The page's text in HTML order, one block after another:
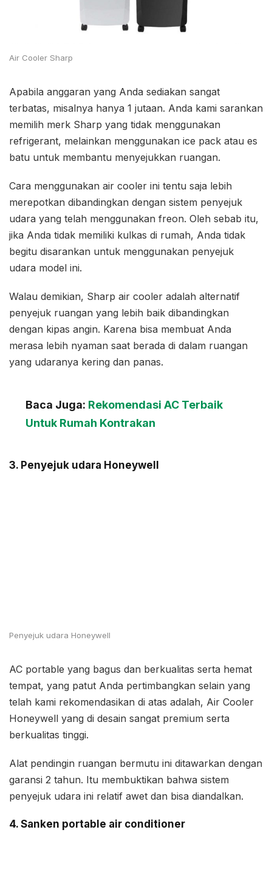
Air Cooler Sharp
Apabila anggaran yang Anda sediakan sangat
terbatas, misalnya hanya 1 jutaan. Anda kami sarankan
memilih merk Sharp yang tidak menggunakan
refrigerant, melainkan menggunakan ice pack atau es
batu untuk membantu menyejukkan ruangan.
Cara menggunakan air cooler ini tentu saja lebih
merepotkan dibandingkan dengan sistem penyejuk
udara yang telah menggunakan freon. Oleh sebab itu,
jika Anda tidak memiliki kulkas di rumah, Anda tidak
begitu disarankan untuk menggunakan penyejuk
udara model ini.
Walau demikian, Sharp air cooler adalah alternatif
penyejuk ruangan yang lebih baik dibandingkan
dengan kipas angin. Karena bisa membuat Anda
merasa lebih nyaman saat berada di dalam ruangan
yang udaranya kering dan panas.
Baca Juga: Rekomendasi AC Terbaik
Untuk Rumah Kontrakan
3. Penyejuk udara Honeywell
Penyejuk udara Honeywell
AC portable yang bagus dan berkualitas serta hemat
tempat, yang patut Anda pertimbangkan selain yang
telah kami rekomendasikan di atas adalah, Air Cooler
Honeywell yang di desain sangat premium serta
berkualitas tinggi.
Alat pendingin ruangan bermutu ini ditawarkan dengan
garansi 2 tahun. Itu membuktikan bahwa sistem
penyejuk udara ini relatif awet dan bisa diandalkan.
4. Sanken portable air conditioner